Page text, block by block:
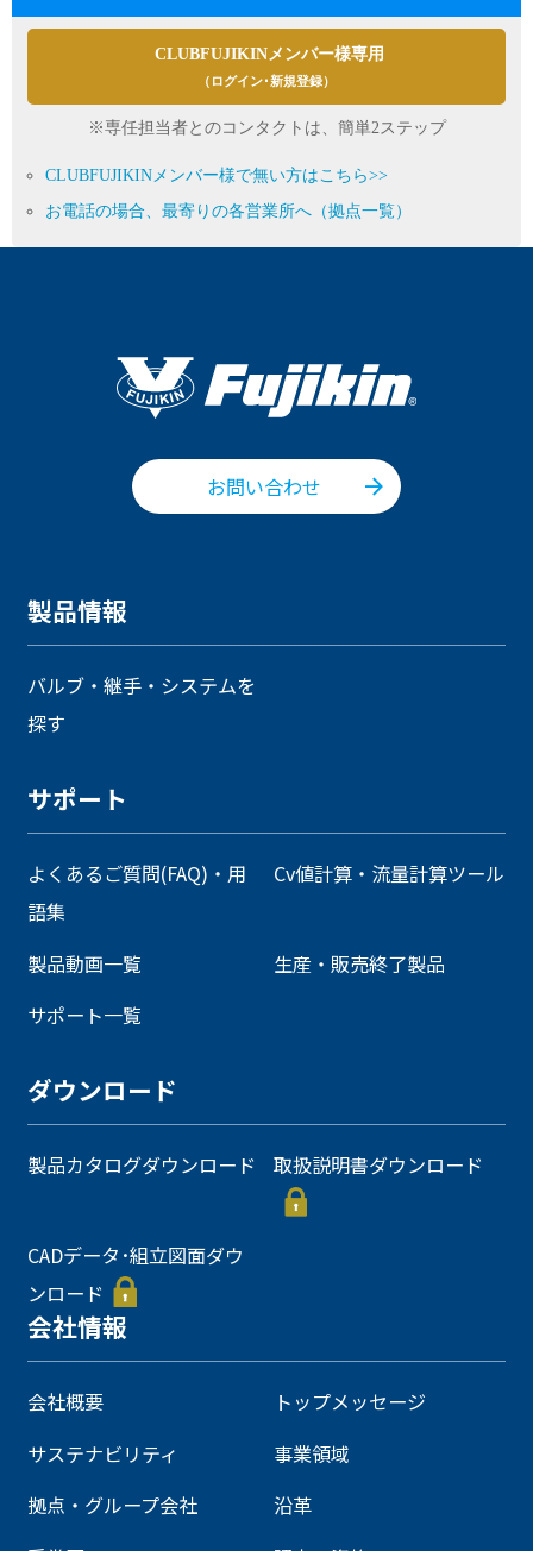
CLUBFUJIKINメンバー様専用
（ログイン･新規登録）
※専任担当者とのコンタクトは、簡単2ステップ
CLUBFUJIKINメンバー様で無い方はこちら>>
お電話の場合、最寄りの各営業所へ（拠点一覧）
お問い合わせ
製品情報
バルブ・継手・システムを
探す
サポート
よくあるご質問(FAQ)・用
語集
Cv値計算・流量計算ツール
製品動画一覧
生産・販売終了製品
サポート一覧
ダウンロード
製品カタログダウンロード 取扱説明書ダウンロード
CADデータ･組立図面ダウ
ンロード
会社情報
会社概要
トップメッセージ
サステナビリティ
事業領域
拠点・グループ会社
沿革